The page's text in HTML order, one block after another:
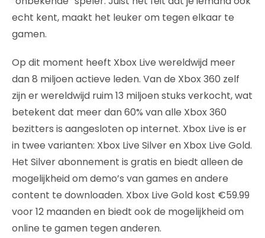
echt kent, maakt het leuker om tegen elkaar te
gamen.
Op dit moment heeft Xbox Live wereldwijd meer
dan 8 miljoen actieve leden. Van de Xbox 360 zelf
zijn er wereldwijd ruim 13 miljoen stuks verkocht, wat
betekent dat meer dan 60% van alle Xbox 360
bezitters is aangesloten op internet. Xbox Live is er
in twee varianten: Xbox Live Silver en Xbox Live Gold.
Het Silver abonnement is gratis en biedt alleen de
mogelijkheid om demo’s van games en andere
content te downloaden. Xbox Live Gold kost €59.99
voor 12 maanden en biedt ook de mogelijkheid om
online te gamen tegen anderen.